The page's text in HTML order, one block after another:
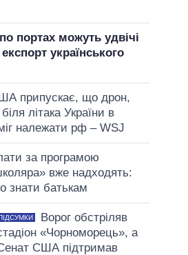
портах можуть удвічі
українського
припускає, що дрон,
літака України в
належати рф – WSJ
за програмою
вже надходять:
знати батькам
Ворог обстріляв
«Чорноморець», а
США підтримав